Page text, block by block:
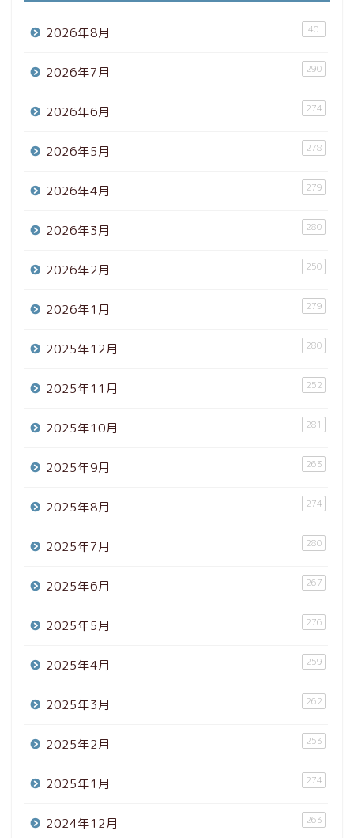
2026年8月 40
2026年7月 290
2026年6月 274
2026年5月 278
2026年4月 279
2026年3月 280
2026年2月 250
2026年1月 279
2025年12月 280
2025年11月 252
2025年10月 281
2025年9月 263
2025年8月 274
2025年7月 280
2025年6月 267
2025年5月 276
2025年4月 259
2025年3月 262
2025年2月 253
2025年1月 274
2024年12月 263